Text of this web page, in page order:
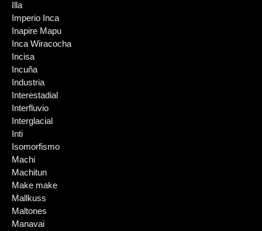
Illa
Imperio Inca
Inapire Mapu
Inca Wiracocha
Incisa
Incuña
Industria
Interestadial
Interfluvio
Interglacial
Inti
Isomorfismo
Machi
Machitun
Make make
Mallkuss
Maltones
Manavai